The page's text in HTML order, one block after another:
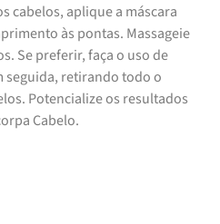
cabelos, aplique a máscara
às pontas. Massageie
Se preferir, faça o uso de
seguida, retirando todo o
Potencialize os resultados
Cabelo.